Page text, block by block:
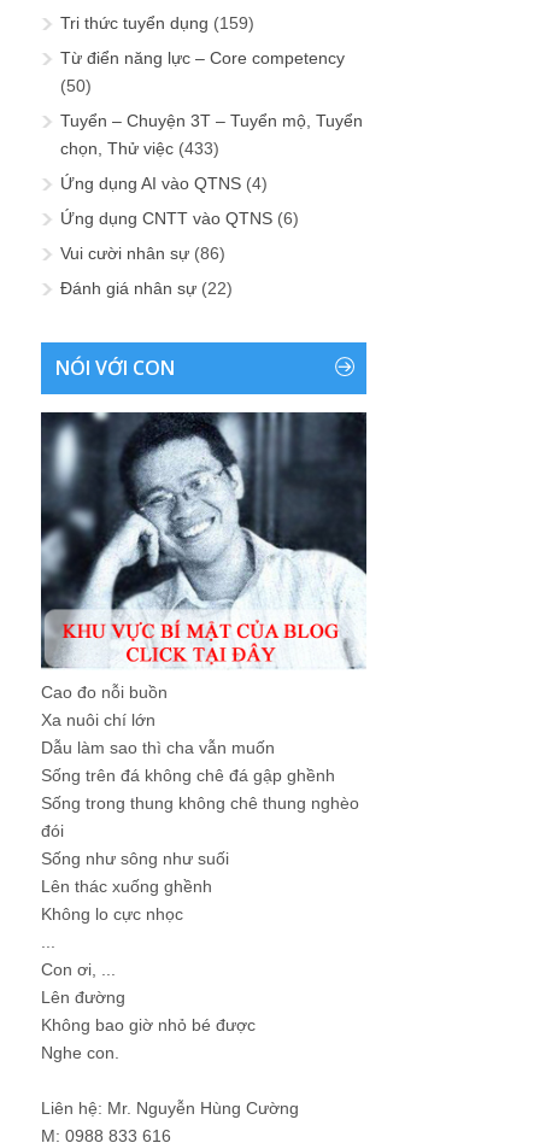
Tri thức tuyển dụng (159)
Từ điển năng lực – Core competency
(50)
Tuyển – Chuyện 3T – Tuyển mộ, Tuyển
chọn, Thử việc (433)
Ứng dụng AI vào QTNS (4)
Ứng dụng CNTT vào QTNS (6)
Vui cười nhân sự (86)
Đánh giá nhân sự (22)
NÓI VỚI CON
Cao đo nỗi buồn
Xa nuôi chí lớn
Dẫu làm sao thì cha vẫn muốn
Sống trên đá không chê đá gập ghềnh
Sống trong thung không chê thung nghèo
đói
Sống như sông như suối
Lên thác xuống ghềnh
Không lo cực nhọc
Con ơi, ...
Lên đường
Không bao giờ nhỏ bé được
Nghe con.
Liên hệ: Mr. Nguyễn Hùng Cường
M: 0988 833 616